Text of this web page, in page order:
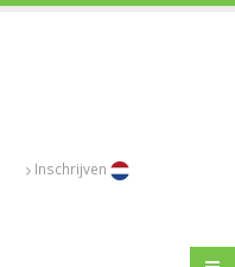
Inschrijven